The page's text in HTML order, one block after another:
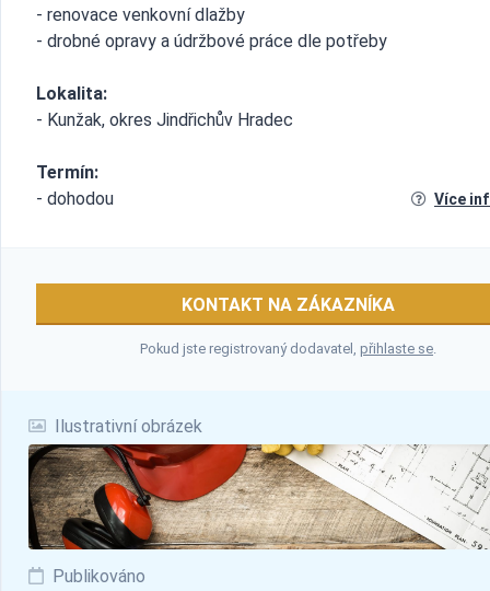
Ilustrativní obrázek
Publikováno
- renovace venkovní dlažby
- drobné opravy a údržbové práce dle potřeby
Lokalita:
- Kunžak, okres Jindřichův Hradec
Termín:
- dohodou
Více
KONTAKT NA ZÁKAZNÍKA
Pokud jste registrovaný dodavatel, přihlaste se.